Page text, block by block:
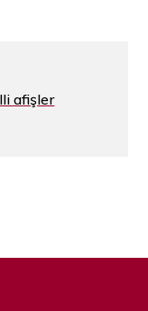
afişler